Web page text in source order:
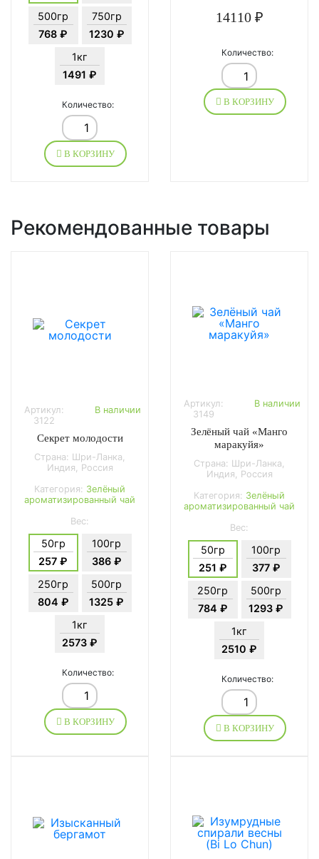
500гр
768 ₽
750гр
1230 ₽
1кг
1491 ₽
Количество:
В КОРЗИНУ
14110 ₽
Количество:
В КОРЗИНУ
Рекомендованные товары
Артикул:
3122
В наличии
Секрет молодости
Страна: Шри-Ланка,
Индия, Россия
Категория: Зелёный
ароматизированный чай
Вес:
50гр
257 ₽
100гр
386 ₽
250гр
804 ₽
500гр
1325 ₽
1кг
2573 ₽
Количество:
В КОРЗИНУ
Артикул:
3149
В наличии
Зелёный чай «Манго
маракуйя»
Страна: Шри-Ланка,
Индия, Россия
Категория: Зелёный
ароматизированный чай
Вес:
50гр
251 ₽
100гр
377 ₽
250гр
784 ₽
500гр
1293 ₽
1кг
2510 ₽
Количество:
В КОРЗИНУ